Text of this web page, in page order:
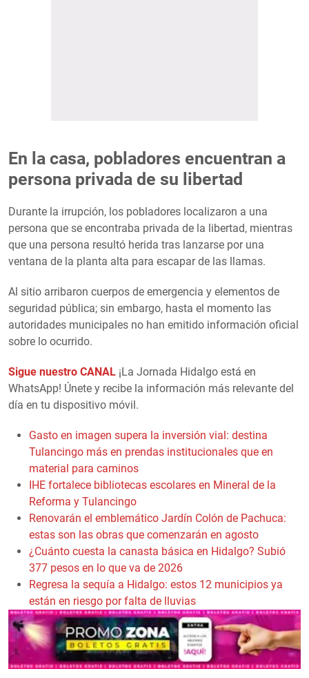
En la casa, pobladores encuentran a
persona privada de su libertad
Durante la irrupción, los pobladores localizaron a una
persona que se encontraba privada de la libertad, mientras
que una persona resultó herida tras lanzarse por una
ventana de la planta alta para escapar de las llamas.
Al sitio arribaron cuerpos de emergencia y elementos de
seguridad pública; sin embargo, hasta el momento las
autoridades municipales no han emitido información oficial
sobre lo ocurrido.
Sigue nuestro CANAL ¡La Jornada Hidalgo está en
WhatsApp! Únete y recibe la información más relevante del
día en tu dispositivo móvil.
Gasto en imagen supera la inversión vial: destina
Tulancingo más en prendas institucionales que en
material para caminos
IHE fortalece bibliotecas escolares en Mineral de la
Reforma y Tulancingo
Renovarán el emblemático Jardín Colón de Pachuca:
estas son las obras que comenzarán en agosto
¿Cuánto cuesta la canasta básica en Hidalgo? Subió
377 pesos en lo que va de 2026
Regresa la sequía a Hidalgo: estos 12 municipios ya
están en riesgo por falta de lluvias